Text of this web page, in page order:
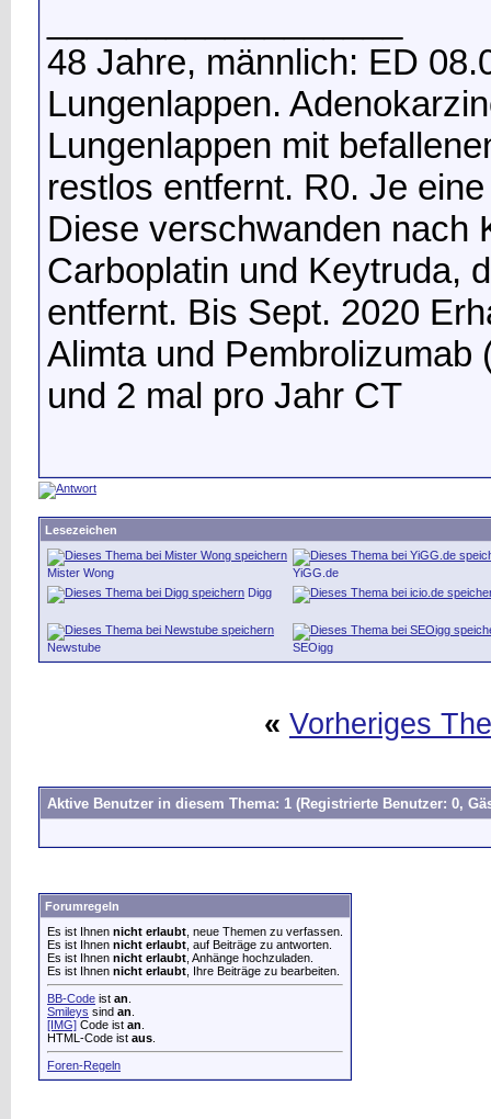
48 Jahre, männlich: ED
Lungenlappen.
Lungenlappen mit
restlos entfernt. R0. Je
Diese verschwanden nach
Carboplatin und Keytruda,
entfernt. Bis Sept. 2020
Alimta und Pembrolizumab
und 2 mal pro Jahr CT
Lesezeichen
Mister Wong
YiGG.de
Digg
Newstube SEOigg
« Vorheriges
Aktive Benutzer in diesem Thema: 1 (Registrierte Benutzer: 0,
Forumregeln
Es ist Ihnen nicht erlaubt , neue Themen zu verfassen.
Es ist Ihnen nicht erlaubt , auf Beiträge zu antworten.
Es ist Ihnen nicht erlaubt , Anhänge hochzuladen.
Es ist Ihnen nicht erlaubt , Ihre Beiträge zu bearbeiten.
BB-Code ist an
Smileys sind an
[IMG] Code ist an
HTML-Code ist aus
Foren-Regeln